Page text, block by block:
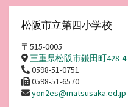
松阪市立第四小学校
〒515-0005
三重県松阪市鎌田町428-4
0598-51-0751
0598-51-6570
yon2es@matsusaka.ed.jp